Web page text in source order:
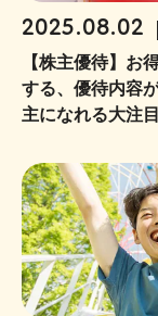
2025.08.02
【株主優待】お
する、優待内容
主になれる大注